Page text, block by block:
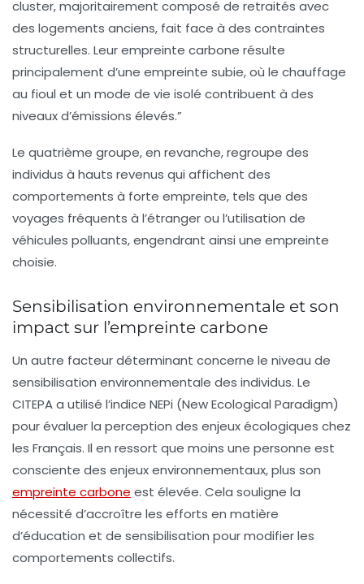
cluster, majoritairement composé de retraités avec
des logements anciens, fait face à des contraintes
structurelles. Leur empreinte carbone résulte
principalement d’une empreinte subie, où le chauffage
au fioul et un mode de vie isolé contribuent à des
niveaux d’émissions élevés.”
Le quatrième groupe, en revanche, regroupe des
individus à hauts revenus qui affichent des
comportements à forte empreinte, tels que des
voyages fréquents à l’étranger ou l’utilisation de
véhicules polluants, engendrant ainsi une empreinte
choisie.
Sensibilisation environnementale et son
impact sur l’empreinte carbone
Un autre facteur déterminant concerne le niveau de
sensibilisation environnementale des individus. Le
CITEPA a utilisé l’indice NEPi (New Ecological Paradigm)
pour évaluer la perception des enjeux écologiques chez
les Français. Il en ressort que moins une personne est
consciente des enjeux environnementaux, plus son
empreinte carbone est élevée. Cela souligne la
nécessité d’accroître les efforts en matière
d’éducation et de sensibilisation pour modifier les
comportements collectifs.